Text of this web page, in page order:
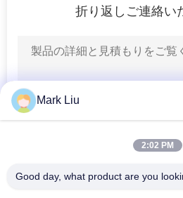
ボディー
のブラシ
折り返しご連絡い
Mark Liu
2:02 PM
Good day, what product are you